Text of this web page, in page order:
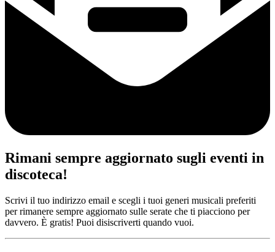
Rimani sempre aggiornato sugli eventi in
discoteca!
Scrivi il tuo indirizzo email e scegli i tuoi generi musicali preferiti
per rimanere sempre aggiornato sulle serate che ti piacciono per
davvero. È gratis! Puoi disiscriverti quando vuoi.